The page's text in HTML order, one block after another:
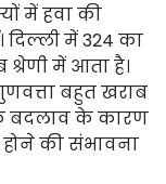
में हवा की
दिल्ली में 324 का
में आता है।
बहुत खराब
बदलाव के कारण
होने की संभावना